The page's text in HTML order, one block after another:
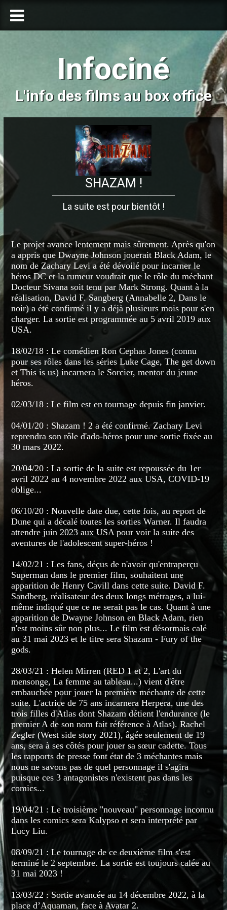
Infociné
L'info des films au box office
SHAZAM !
La suite est pour bientôt !
Le projet avance lentement mais sûrement. Après qu'on
a appris que Dwayne Johnson jouerait Black Adam, le
nom de Zachary Levi a été dévoilé pour incarner le
héros DC et la rumeur voudrait que le rôle du méchant
Docteur Sivana soit tenu par Mark Strong. Quant à la
réalisation, David F. Sangberg (Annabelle 2, Dans le
noir) a été confirmé il y a déjà plusieurs mois pour s'en
charger. La sortie est programmée au 5 avril 2019 aux
USA.
18/02/18 : Le comédien Ron Cephas Jones (connu
pour ses rôles dans les séries Luke Cage, The get down
et This is us) incarnera le Sorcier, mentor du jeune
héros.
02/03/18 : Le film est en tournage depuis fin janvier.
04/01/20 : Shazam ! 2 a été confirmé. Zachary Levi
reprendra son rôle d'ado-héros pour une sortie fixée au
30 mars 2022.
20/04/20 : La sortie de la suite est repoussée du 1er
avril 2022 au 4 novembre 2022 aux USA, COVID-19
oblige...
06/10/20 : Nouvelle date due, cette fois, au report de
Dune qui a décalé toutes les sorties Warner. Il faudra
attendre juin 2023 aux USA pour voir la suite des
aventures de l'adolescent super-héros !
14/02/21 : Les fans, déçus de n'avoir qu'entraperçu
Superman dans le premier film, souhaitent une
apparition de Henry Cavill dans cette suite. David F.
Sandberg, réalisateur des deux longs métrages, a lui-
même indiqué que ce ne serait pas le cas. Quant à une
apparition de Dwayne Johnson en Black Adam, rien
n'est moins sûr non plus... Le film est désormais calé
au 31 mai 2023 et le titre sera Shazam - Fury of the
gods.
28/03/21 : Helen Mirren (RED 1 et 2, L'art du
mensonge, La femme au tableau...) vient d'être
embauchée pour jouer la première méchante de cette
suite. L'actrice de 75 ans incarnera Herpera, une des
trois filles d'Atlas dont Shazam détient l'endurance (le
premier A de son nom fait référence à Atlas). Rachel
Zegler (West side story 2021), âgée seulement de 19
ans, sera à ses côtés pour jouer sa sœur cadette. Tous
les rapports de presse font état de 3 méchantes mais
nous ne savons pas de quel personnage il s'agira
puisque ces 3 antagonistes n'existent pas dans les
comics...
19/04/21 : Le troisième "nouveau" personnage inconnu
dans les comics sera Kalypso et sera interprété par
Lucy Liu.
08/09/21 : Le tournage de ce deuxième film s'est
terminé le 2 septembre. La sortie est toujours calée au
31 mai 2023 !
13/03/22 : Sortie avancée au 14 décembre 2022, à la
place d’Aquaman, face à Avatar 2.